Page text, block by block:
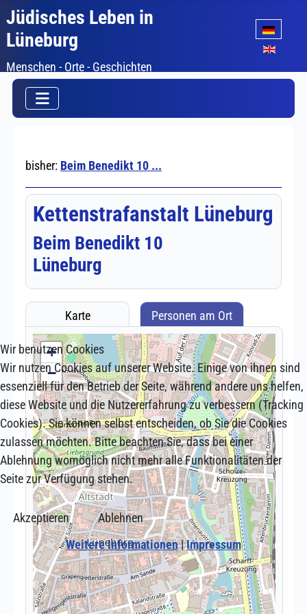
Jüdisches Leben in
Lüneburg
Menschen - Orte - Geschichten
Sprache
Wir benutzen Cookies
Wir nutzen Cookies auf unserer Website. Einige von ihnen sind
essenziell für den Betrieb der Seite, während andere uns helfen,
diese Website und die Nutzererfahrung zu verbessern (Tracking
Cookies). Sie können selbst entscheiden, ob Sie die Cookies
zulassen möchten. Bitte beachten Sie, dass bei einer
Ablehnung womöglich nicht mehr alle Funktionalitäten der
Seite zur Verfügung stehen.
Akzeptieren
Ablehnen
Weitere Informationen|Impressum